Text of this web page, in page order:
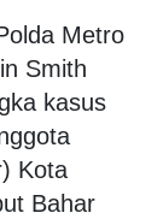
Metro
Smith
kasus
Kota
Bahar